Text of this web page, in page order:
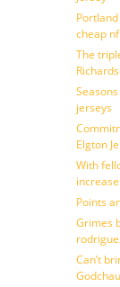
cheap
The
jerseys
Elgton
With
Points
Grimes
Can’t